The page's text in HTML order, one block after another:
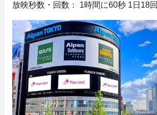
放映秒数・回数： 1時間に60秒 1日18回